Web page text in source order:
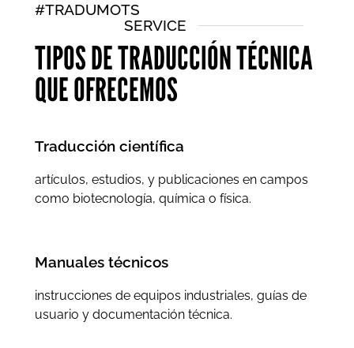
#TRADUMOTS
SERVICE
TIPOS DE TRADUCCIÓN TÉCNICA
QUE OFRECEMOS
Traducción científica
artículos, estudios, y publicaciones en campos
como biotecnología, química o física.
Manuales técnicos
instrucciones de equipos industriales, guías de
usuario y documentación técnica.